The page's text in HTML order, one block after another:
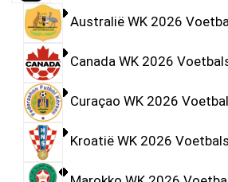
Australië WK 2026
Canada WK 2026
Curaçao WK 2026
Kroatië WK 2026